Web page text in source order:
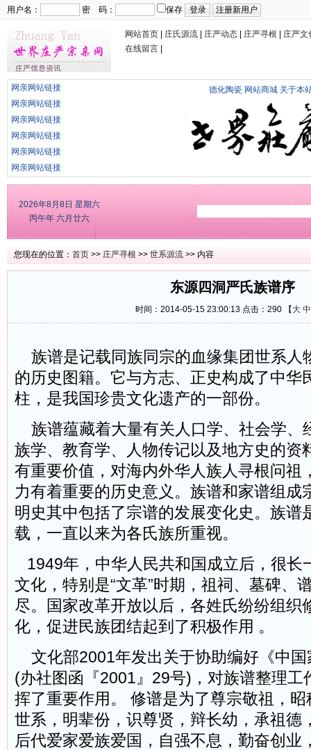
用户名： 密 码： 保存
网站首页 庄氏源流 庄严动态 庄严寻根
庄严文
在线留言
网亲网站链接
网亲网站链接
网亲网站链接
网亲网站链接
网亲网站链接
网亲网站链接
德化陶瓷 网站商城 关于本
2026年8月8日 星期六
丙午年 六月廿六
您现在的位置： 首页 >> 庄严寻根 >> 世系源流 >> 内容
东源四洞严氏族谱序
时间：2014-05-15 23:00:13 点击： 290 【 大 中
族谱是记载同族同宗的血缘集团世系人
的历史图籍。它与方志、正史构成了中华
柱，是我国珍贵文化遗产的一部份。
族谱蕴藏着大量有关人口学、社会学、
族学、教育学、人物传记以及地方史的资
有重要价值，对海内外华人族人寻根问祖
力有着重要的历史意义。族谱和家谱组成
明史其中包括了宗谱的发展变化史。族谱
载，一直以来为各氏族所重视。
1949年，中华人民共和国成立后，很长
文化，特别是“文革”时期，祖祠、墓碑、
尽。国家改革开放以后，各姓氏纷纷组织
化，促进民族团结起到了积极作用 。
文化部2001年发出关于协助编好《中国
(办社图函『2001』29号)，对族谱整理工
挥了重要作用。 修谱是为了尊宗敬祖，
世系，明辈份，识尊贤，辩长幼，承祖德
后代爱家爱族爱国，自强不息，勤奋创业